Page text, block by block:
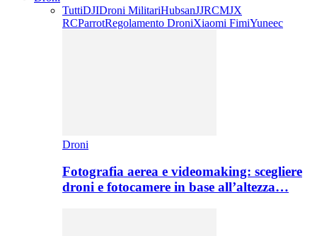
TuttiDJIDroni MilitariHubsanJJRCMJX
RCParrotRegolamento DroniXiaomi FimiYuneec
Droni
Fotografia aerea e videomaking: scegliere
droni e fotocamere in base all’altezza…